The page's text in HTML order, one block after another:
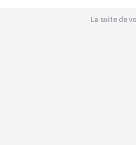
La suite de